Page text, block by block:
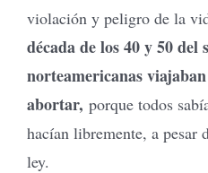
violación y peligro de la
década de los 40 y 50 del
norteamericanas
abortar, porque todos
hacían libremente, a pesar
ley.